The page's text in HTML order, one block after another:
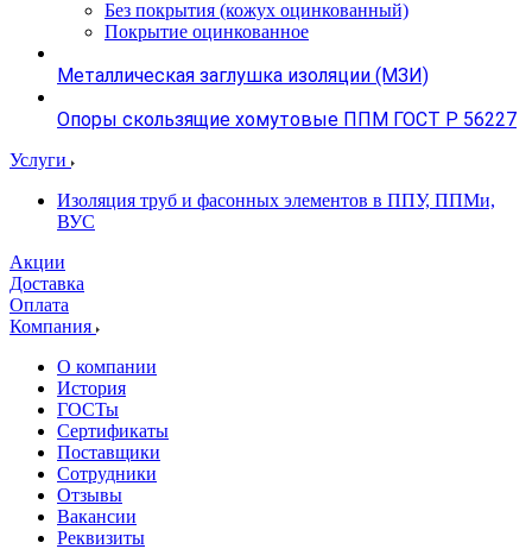
Без покрытия (кожух оцинкованный)
Покрытие оцинкованное
Металлическая заглушка изоляции (МЗИ)
Опоры скользящие хомутовые ППМ ГОСТ Р 56227
Услуги
Изоляция труб и фасонных элементов в ППУ, ППМи,
ВУС
Акции
Доставка
Оплата
Компания
О компании
История
ГОСТы
Сертификаты
Поставщики
Сотрудники
Отзывы
Вакансии
Реквизиты